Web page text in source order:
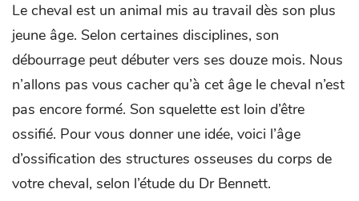
Le cheval est un animal mis au travail dès son plus
jeune âge. Selon certaines disciplines, son
débourrage peut débuter vers ses douze mois. Nous
n’allons pas vous cacher qu’à cet âge le cheval n’est
pas encore formé. Son squelette est loin d’être
ossifié. Pour vous donner une idée, voici l’âge
d’ossification des structures osseuses du corps de
votre cheval, selon l’étude du Dr Bennett.